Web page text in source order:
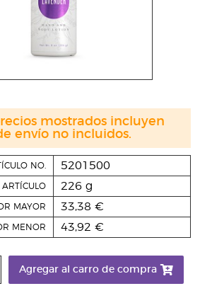
NO. 5201500
ARTÍCULO 226 g
MAYOR 33,38 €
MENOR 43,92 €
Agregar al carro de compra
mostrados incluyen
envío no incluidos.